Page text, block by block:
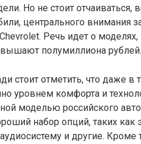
Но не стоит
центрального внимания
Речь идет о
полумиллиона рублей.
стоит отметить, что даже
уровнем комфорта и
моделью российского
набор опций, таких
и другие. Кроме